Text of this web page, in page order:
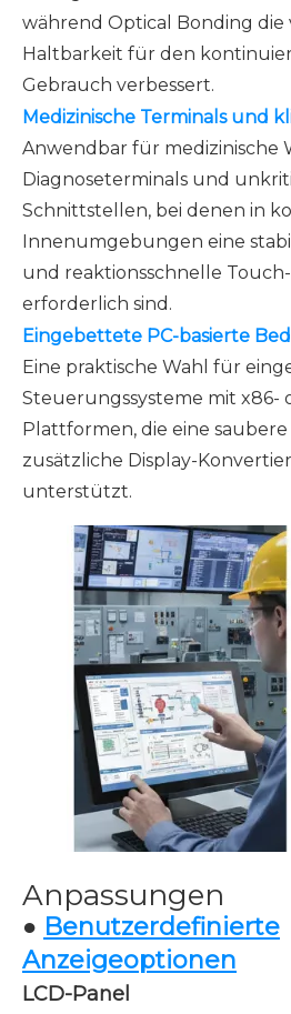
während Optical Bonding die
Haltbarkeit für den
Gebrauch verbessert.
Medizinische Terminals und
Anwendbar für medizinische
Diagnoseterminals und
Schnittstellen, bei denen in
Innenumgebungen eine
und reaktionsschnelle
erforderlich sind.
Eingebettete PC-basierte
Eine praktische Wahl für
Steuerungssysteme mit x86-
Plattformen, die eine
zusätzliche Display-
unterstützt.
Anpassungen
● Benutzerdefinierte
Anzeigeoptionen
LCD-Panel